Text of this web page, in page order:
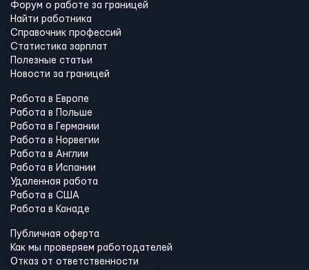
Форум о работе за границей
Найти работника
Справочник профессий
Статистика зарплат
Полезные статьи
Новости за границей
Работа в Европе
Работа в Польше
Работа в Германии
Работа в Норвегии
Работа в Англии
Работа в Испании
Удаленная работа
Работа в США
Работа в Канадe
Публичная оферта
Как мы проверяем работодателей
Отказ от ответственности